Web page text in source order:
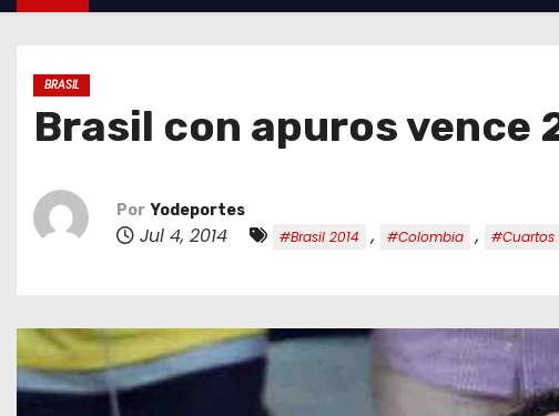
BRASIL
Brasil con apuros vence
Por Yodeportes
Jul 4, 2014 #Brasil 2014 , #Colombia , #Cuartos